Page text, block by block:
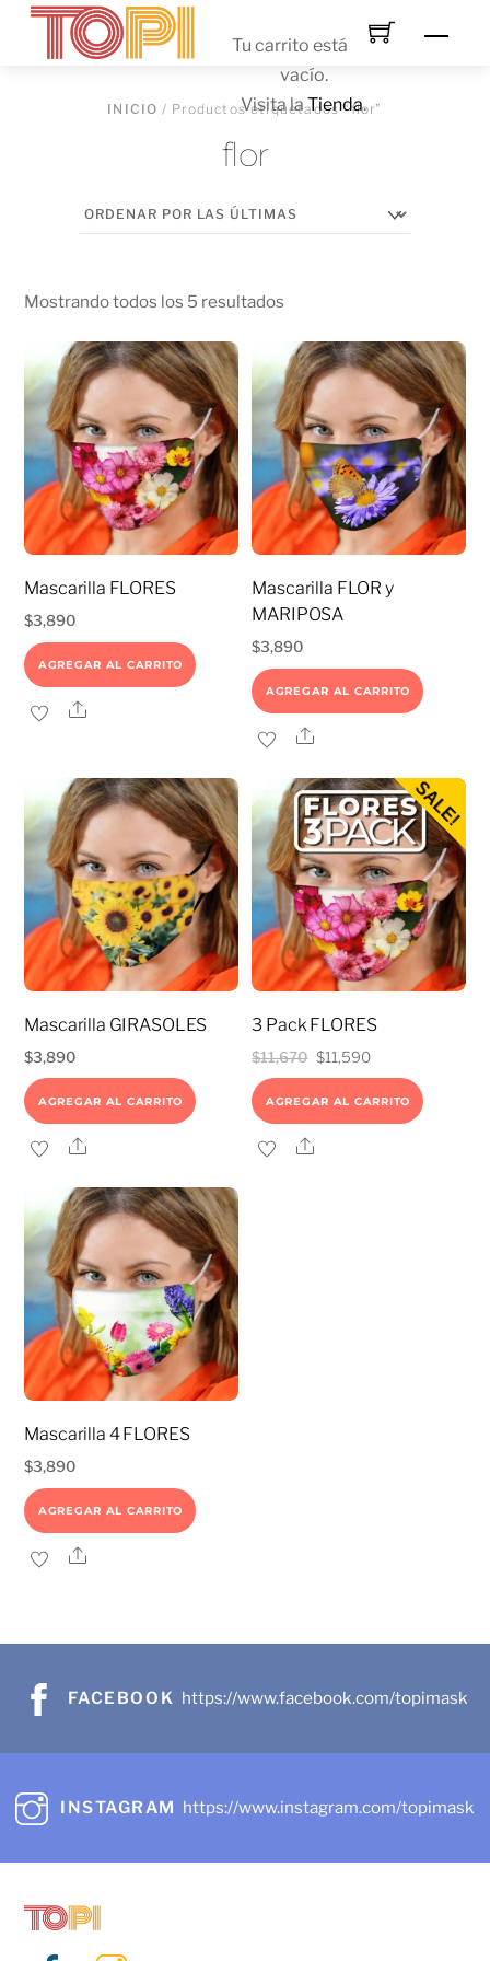
Skip
Tu carrito está
vacío.
Visita laTienda.
INICIO / Productos etiquetados “flor”
flor
Mostrando todos los 5 resultados
Mascarilla FLORES
$3,890
AGREGAR AL CARRITO
Share
Mascarilla FLOR y
MARIPOSA
$3,890
AGREGAR AL CARRITO
Share
Mascarilla GIRASOLES
$3,890
AGREGAR AL CARRITO
Share
SALE!
3 Pack FLORES
$11,670 El
$11,590El
precio
AGREGAR AL CARRITO
Share
Mascarilla 4 FLORES
$3,890
AGREGAR AL CARRITO
Share
FACEBOOK https://www.facebook.com/topimask
INSTAGRAM https://www.instagram.com/topimask